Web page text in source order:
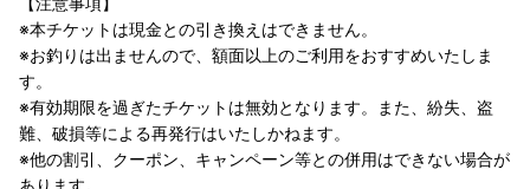
※本チケットは現金との引き換えはできません。
※お釣りは出ませんので、額面以上のご利用をおすすめいたしま
す。
※有効期限を過ぎたチケットは無効となります。また、紛失、盗
難、破損等による再発行はいたしかねます。
※他の割引、クーポン、キャンペーン等との併用はできない場合が